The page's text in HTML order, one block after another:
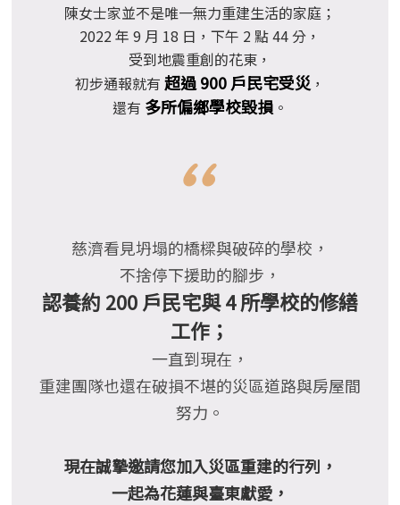
陳女士家並不是唯一無力重建生活的家庭；
2022 年 9 月 18 日，下午 2 點 44 分，
受到地震重創的花東，
初步通報就有 超過 900 戶民宅受災 ，
還有 多所偏鄉學校毀損 。
慈濟看見坍塌的橋樑與破碎的學校，
不捨停下援助的腳步，
認養約 200 戶民宅與 4 所學校的修繕
工作；
一直到現在，
重建團隊也還在破損不堪的災區道路與房屋間
努力。
現在誠摯邀請您加入災區重建的行列，
一起為花蓮與臺東獻愛，